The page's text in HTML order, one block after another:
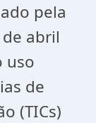
pela
de abril
uso
de
(TICs)